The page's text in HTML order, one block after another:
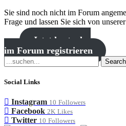
Sie sind noch nicht im Forum
Frage und lassen Sie sich von
Jetzt kostenlos
im Forum registrieren
Search
Social Links
Instagram 10 Followers
Facebook 2K Likes
Twitter 10 Followers